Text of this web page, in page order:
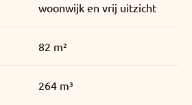
woonwijk en vrij uitzicht
82 m²
264 m³